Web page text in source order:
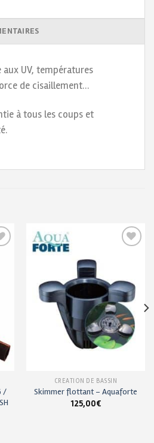
UV, températures
de cisaillement…
à tous les coups et
/
souhaits
CRÉATION DE BASSIN
Skimmer flottant – Aquaforte
125,00€